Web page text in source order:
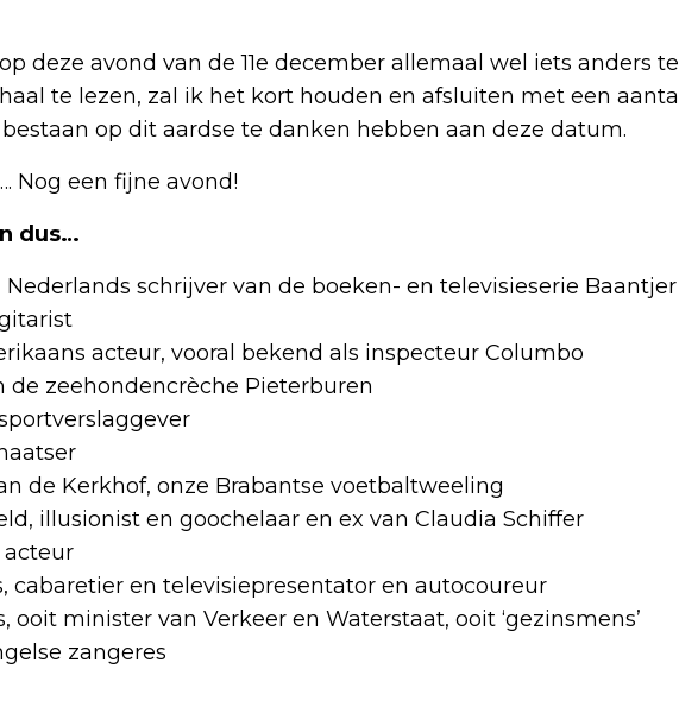
deze avond van de 11e december allemaal wel iets anders te
te lezen, zal ik het kort houden en afsluiten met een aantal
op dit aardse te danken hebben aan deze datum.
Nog een fijne avond!
dus…
Nederlands schrijver van de boeken- en televisieserie Baantjer
acteur, vooral bekend als inspecteur Columbo
de zeehondencrèche Pieterburen
de Kerkhof, onze Brabantse voetbaltweeling
illusionist en goochelaar en ex van Claudia Schiffer
acteur
cabaretier en televisiepresentator en autocoureur
ooit minister van Verkeer en Waterstaat, ooit ‘gezinsmens’
zangeres